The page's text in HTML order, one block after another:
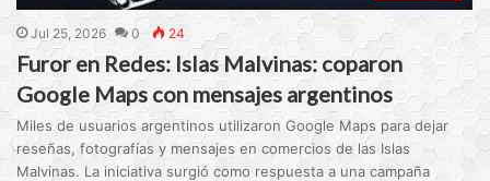
Jul 25, 2026 0 24
Furor en Redes: Islas Malvinas: coparon
Google Maps con mensajes argentinos
Miles de usuarios argentinos utilizaron Google Maps para dejar
reseñas, fotografías y mensajes en comercios de las Islas
Malvinas. La iniciativa surgió como respuesta a una campaña